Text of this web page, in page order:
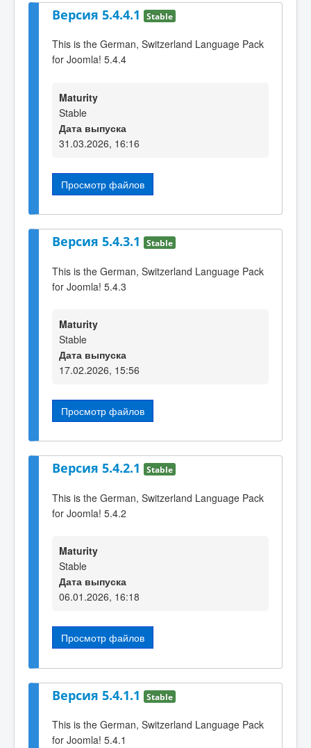
Версия 5.4.4.1 Stable
This is the German, Switzerland Language Pack
for Joomla! 5.4.4
Maturity
Stable
Дата выпуска
31.03.2026, 16:16
Просмотр файлов
Версия 5.4.3.1 Stable
This is the German, Switzerland Language Pack
for Joomla! 5.4.3
Maturity
Stable
Дата выпуска
17.02.2026, 15:56
Просмотр файлов
Версия 5.4.2.1 Stable
This is the German, Switzerland Language Pack
for Joomla! 5.4.2
Maturity
Stable
Дата выпуска
06.01.2026, 16:18
Просмотр файлов
Версия 5.4.1.1 Stable
This is the German, Switzerland Language Pack
for Joomla! 5.4.1